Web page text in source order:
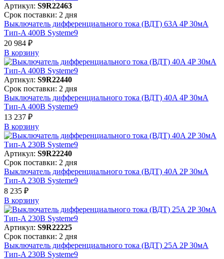
Артикул: S9R22463
Срок поставки: 2 дня
Выключатель дифференциального тока (ВДТ) 63A 4P 30мА
Тип-A 400В Systeme9
20 984 ₽
В корзинy
Артикул: S9R22440
Срок поставки: 2 дня
Выключатель дифференциального тока (ВДТ) 40A 4P 30мА
Тип-A 400В Systeme9
13 237 ₽
В корзинy
Артикул: S9R22240
Срок поставки: 2 дня
Выключатель дифференциального тока (ВДТ) 40A 2P 30мА
Тип-A 230В Systeme9
8 235 ₽
В корзинy
Артикул: S9R22225
Срок поставки: 2 дня
Выключатель дифференциального тока (ВДТ) 25A 2P 30мА
Тип-A 230В Systeme9